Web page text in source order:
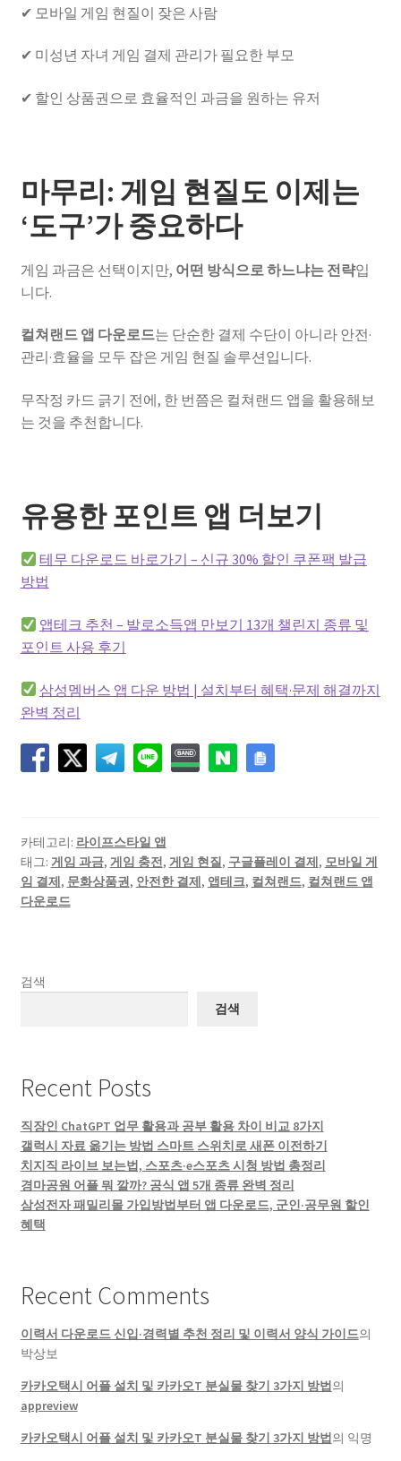
✔ 모바일 게임 현질이 잦은 사람
✔ 미성년 자녀 게임 결제 관리가 필요한 부모
✔ 할인 상품권으로 효율적인 과금을 원하는 유저
마무리: 게임 현질도 이제는
‘도구’가 중요하다
게임 과금은 선택이지만, 어떤 방식으로 하느냐는 전략입
니다.
컬쳐랜드 앱 다운로드는 단순한 결제 수단이 아니라 안전·
관리·효율을 모두 잡은 게임 현질 솔루션입니다.
무작정 카드 긁기 전에, 한 번쯤은 컬쳐랜드 앱을 활용해보
는 것을 추천합니다.
유용한 포인트 앱 더보기
테무 다운로드 바로가기 – 신규 30% 할인 쿠폰팩 발급
방법
앱테크 추천 – 발로소득앱 만보기 13개 챌린지 종류 및
포인트 사용 후기
삼성멤버스 앱 다운 방법 | 설치부터 혜택·문제 해결까지
완벽 정리
카테고리: 라이프스타일 앱
태그: 게임 과금, 게임 충전, 게임 현질, 구글플레이 결제, 모바일 게
임 결제, 문화상품권, 안전한 결제, 앱테크, 컬쳐랜드, 컬쳐랜드 앱
다운로드
검색
검색
Recent Posts
직장인 ChatGPT 업무 활용과 공부 활용 차이 비교 8가지
갤럭시 자료 옮기는 방법 스마트 스위치로 새폰 이전하기
치지직 라이브 보는법, 스포츠·e스포츠 시청 방법 총정리
경마공원 어플 뭐 깔까? 공식 앱 5개 종류 완벽 정리
삼성전자 패밀리몰 가입방법부터 앱 다운로드, 군인·공무원 할인
혜택
Recent Comments
이력서 다운로드 신입·경력별 추천 정리 및 이력서 양식 가이드의
박상보
카카오택시 어플 설치 및 카카오T 분실물 찾기 3가지 방법의
appreview
카카오택시 어플 설치 및 카카오T 분실물 찾기 3가지 방법의 익명